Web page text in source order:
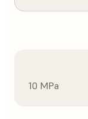
10 MPa